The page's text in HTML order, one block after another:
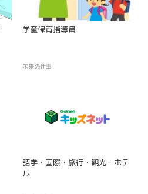
学童保育指導員
未来の仕事
語学・国際・旅行・観光・ホテ
ル